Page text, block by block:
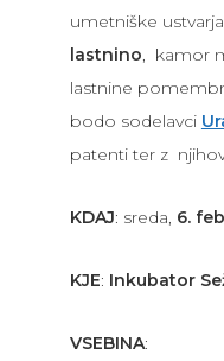
umetniške
lastnino, kamor
lastnine
bodo sodelavci
patenti ter z
KDAJ: sreda, 6.
KJE: Inkubator
VSEBINA: